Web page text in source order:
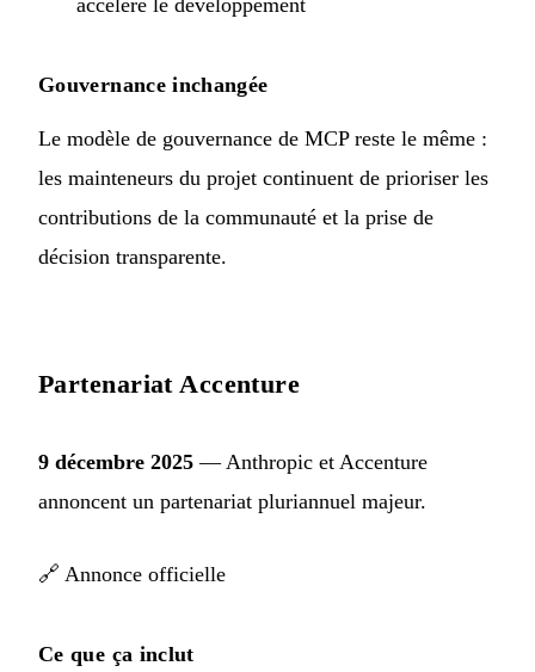
accélère le développement
Gouvernance inchangée
Le modèle de gouvernance de MCP reste le même :
les mainteneurs du projet continuent de prioriser les
contributions de la communauté et la prise de
décision transparente.
Partenariat Accenture
9 décembre 2025 — Anthropic et Accenture
annoncent un partenariat pluriannuel majeur.
🔗 Annonce officielle
Ce que ça inclut